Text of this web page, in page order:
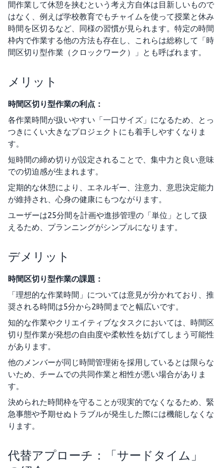
間作業して休憩を挟むという考え方自体は目新しいもので
はなく、例えば学校教育でもチャイムを使って授業と休み
時間を区切るなど、同様の習慣が見られます。特定の時間
枠内で作業する他の方法も存在し、これらは総称して「時
間区切り型作業（クロックワーク）」とも呼ばれます。
メリット
時間区切り型作業の利点：
各作業時間が扱いやすい「一口サイズ」になるため、とっ
つきにくい大きなプロジェクトにも着手しやすくなりま
す。
短時間の締め切りが設定されることで、集中力と良い意味
での切迫感が生まれます。
定期的な休憩により、エネルギー、注意力、意思決定能力
が維持され、心身の健康にもつながります。
ユーザーは25分間を計画や進捗管理の「単位」として扱
えるため、プランニングがシンプルになります。
デメリット
時間区切り型作業の課題：
「理想的な作業時間」については意見が分かれており、推
奨される時間は5分から2時間までと幅広いです。
知的な作業やクリエイティブなタスクにおいては、時間区
切り型作業が発想の自由度や柔軟性を妨げてしまう可能性
があります。
他のメンバーが同じ時間管理術を採用しているとは限らな
いため、チームでの共同作業と相性が悪い場合がありま
す。
決められた時間枠を守ることが現実的でなくなるため、緊
急事態や予期せぬトラブルが発生した際には機能しなくな
ります。
代替アプローチ：「サードタイム」